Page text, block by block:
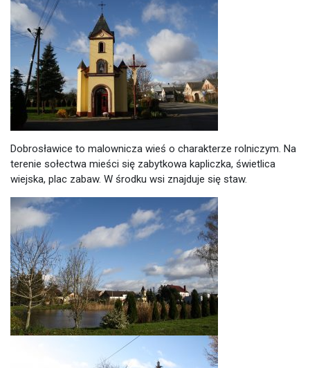
Dobrosławice to malownicza wieś o charakterze rolniczym. Na
terenie sołectwa mieści się zabytkowa kapliczka, świetlica
wiejska, plac zabaw. W środku wsi znajduje się staw.